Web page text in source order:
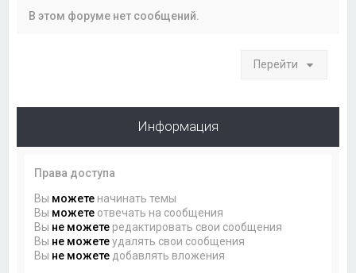
В этом форуме нет сообщений.
Перейти
Информация
Права доступа
Вы можете начинать темы
Вы можете отвечать на сообщения
Вы не можете редактировать свои сообщения
Вы не можетеудалять свои сообщения
Вы не можете добавлять вложения